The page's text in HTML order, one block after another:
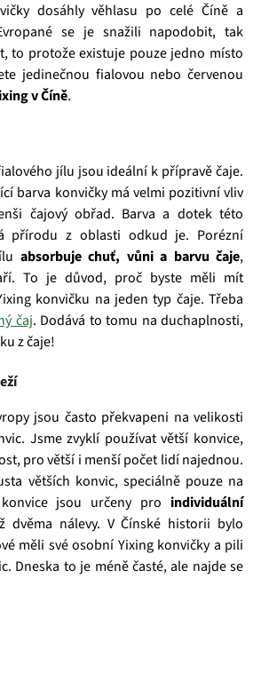
dosáhly věhlasu po celé Číně a
se je snažili napodobit, tak
to protože existuje pouze jedno místo
jedinečnou fialovou nebo červenou
v Číně.
jílu jsou ideální k přípravě čaje.
barva konvičky má velmi pozitivní vliv
čajový obřad. Barva a dotek této
přírodu z oblasti odkud je. Porézní
absorbuje chuť, vůni a barvu čaje,
To je důvod, proč byste měli mít
konvičku na jeden typ čaje. Třeba
čaj. Dodává to tomu na duchaplnosti,
z čaje!
jsou často překvapeni na velikosti
Jsme zvyklí používat větší konvice,
pro větší i menší počet lidí najednou.
větších konvic, speciálně pouze na
jsou určeny pro individuální
nálevy. V Čínské historii bylo
měli své osobní Yixing konvičky a pili
Dneska to je méně časté, ale najde se